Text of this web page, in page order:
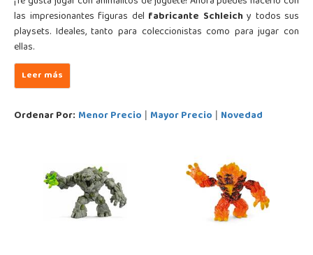
las impresionantes figuras del fabricante Schleichy todos sus
playsets. Ideales, tanto para coleccionistas como para jugar con
ellas.
Ordenar Por: Menor Precio | Mayor Precio | Novedad